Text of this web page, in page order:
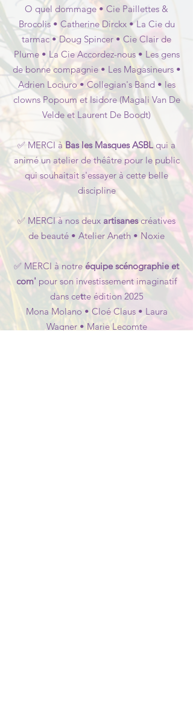
O quel dommage • Cie Paillettes &
Brocolis • Catherine Dirckx • La Cie du
tarmac • Doug Spincer • Cie Clair de
Plume • La Cie Accordez-nous • Les gens
de bonne compagnie • Les Magasineurs •
Adrien Lociuro • Collegian's Band • les
clowns Popoum et Isidore (Magali Van De
Velde et Laurent De Boodt)
✅ MERCI àBas les Masques ASBLqui a
animé un atelier de théâtre pour le public
qui souhaitait s'essayer à cette belle
discipline
✅ MERCI à nos deux artisanescréatives
de beauté • Atelier Aneth • Noxie
✅ MERCI à notre équipe scénographie et
com' pour son investissement imaginatif
dans cette édition 2025
Mona Molano • Cloé Claus • Laura
Wagner • Marie Lecomte